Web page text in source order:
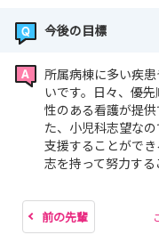
今後の目標
所属病棟に多い疾
いです。日々、優
性のある看護が提
た、小児科志望な
支援することがで
志を持って努力する
前の先輩